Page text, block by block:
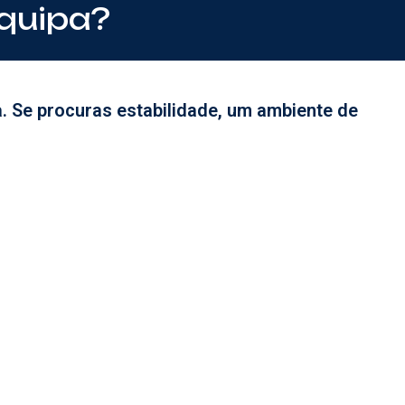
procuras estabilidade, um ambiente de